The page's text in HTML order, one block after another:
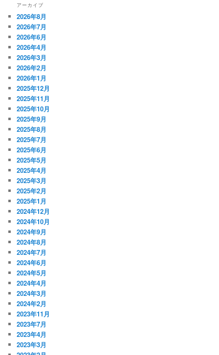
アーカイブ
2026年8月
2026年7月
2026年6月
2026年4月
2026年3月
2026年2月
2026年1月
2025年12月
2025年11月
2025年10月
2025年9月
2025年8月
2025年7月
2025年6月
2025年5月
2025年4月
2025年3月
2025年2月
2025年1月
2024年12月
2024年10月
2024年9月
2024年8月
2024年7月
2024年6月
2024年5月
2024年4月
2024年3月
2024年2月
2023年11月
2023年7月
2023年4月
2023年3月